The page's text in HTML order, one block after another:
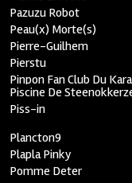
Pazuzu Robot
Peau(x) Morte(s)
Pierre-Guilhem
Pierstu
Pinpon Fan Club Du
Piscine De
Piss-in
Plancton9
Plapla Pinky
Pomme Deter